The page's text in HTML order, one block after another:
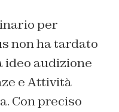
per
non ha tardato
ideo audizione
e Attività
Con preciso